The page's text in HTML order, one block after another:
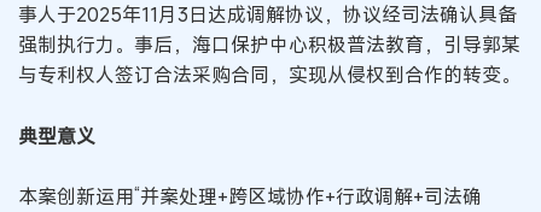
事人于2025年11月3日达成调解协议，协议经司法确认具备
强制执行力。事后，海口保护中心积极普法教育，引导郭某
与专利权人签订合法采购合同，实现从侵权到合作的转变。
典型意义
本案创新运用“并案处理+跨区域协作+行政调解+司法确